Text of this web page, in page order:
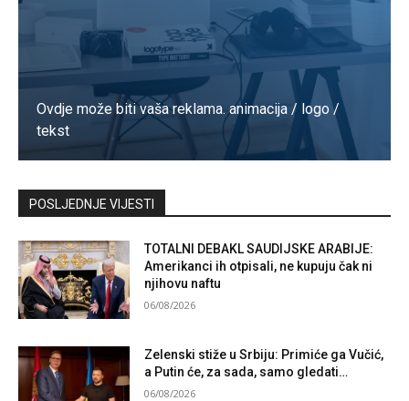
Ovdje može biti vaša reklama. animacija / logo /
tekst
Kontaktirajte nas
POSLJEDNJE VIJESTI
TOTALNI DEBAKL SAUDIJSKE ARABIJE:
Amerikanci ih otpisali, ne kupuju čak ni
njihovu naftu
06/08/2026
Zelenski stiže u Srbiju: Primiće ga Vučić,
a Putin će, za sada, samo gledati…
06/08/2026